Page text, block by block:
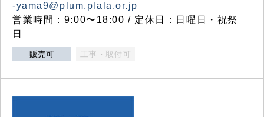
-yama9@plum.plala.or.jp
営業時間：9:00〜18:00 / 定休日：日曜日・祝祭
日
販売可 工事・取付可